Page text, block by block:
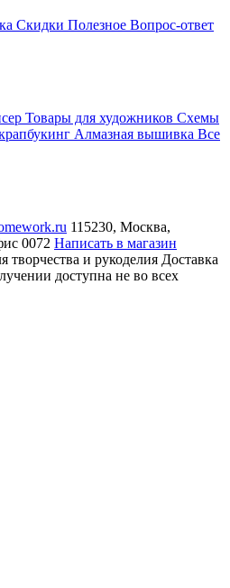
Скидки Полезное Вопрос-ответ
Товары для художников Схемы
Алмазная вышивка Все
115230, Москва,
0072 Написать в магазин
и рукоделия Доставка
доступна не во всех